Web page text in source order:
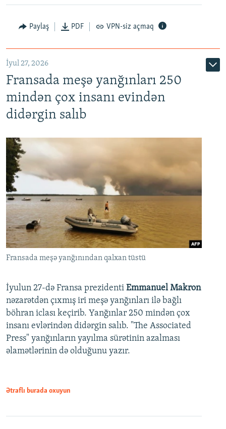
Paylaş PDF VPN-siz açmaq
İyul 27, 2026
Fransada meşə yanğınları 250
mindən çox insanı evindən
didərgin salıb
Fransada meşə yanğınından qalxan tüstü
İyulun 27-də Fransa prezidenti Emmanuel Makron
nəzarətdən çıxmış iri meşə yanğınları ilə bağlı
böhran iclası keçirib. Yanğınlar 250 mindən çox
insanı evlərindən didərgin salıb. "The Associated
Press" yanğınların yayılma sürətinin azalması
əlamətlərinin də olduğunu yazır.
Ətraflı burada oxuyun